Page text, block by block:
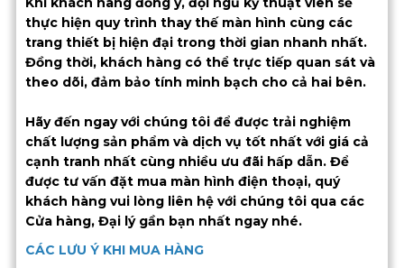
thực hiện quy trình thay thế màn hình cùng các
trang thiết bị hiện đại trong thời gian nhanh nhất.
Đồng thời, khách hàng có thể trực tiếp quan sát và
theo dõi, đảm bảo tính minh bạch cho cả hai bên.
Hãy đến ngay với chúng tôi để được trải nghiệm
chất lượng sản phẩm và dịch vụ tốt nhất với giá cả
cạnh tranh nhất cùng nhiều ưu đãi hấp dẫn. Để
được tư vấn đặt mua màn hình điện thoại, quý
khách hàng vui lòng liên hệ với chúng tôi qua các
Cửa hàng, Đại lý gần bạn nhất ngay nhé.
CÁC LƯU Ý KHI MUA HÀNG